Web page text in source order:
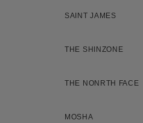
SAINT JAMES
THE SHINZONE
THE NONRTH FACE
MOSHA